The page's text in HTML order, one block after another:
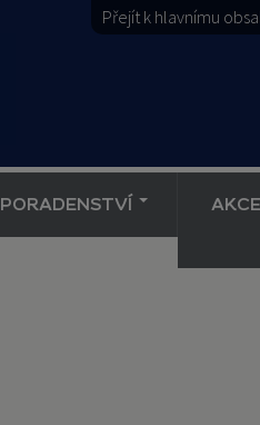
Přejít k hlavnímu
PORADENSTVÍ